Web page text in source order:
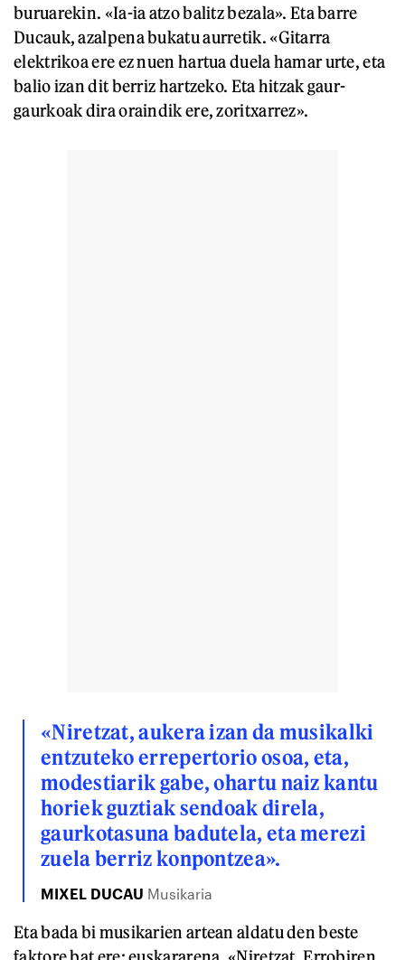
buruarekin. «Ia-ia atzo balitz bezala». Eta barre
Ducauk, azalpena bukatu aurretik. «Gitarra
elektrikoa ere ez nuen hartua duela hamar urte, eta
balio izan dit berriz hartzeko. Eta hitzak gaur-
gaurkoak dira oraindik ere, zoritxarrez».
«Niretzat, aukera izan da musikalki
entzuteko errepertorio osoa, eta,
modestiarik gabe, ohartu naiz kantu
horiek guztiak sendoak direla,
gaurkotasuna badutela, eta merezi
zuela berriz konpontzea».
MIXEL DUCAU Musikaria
Eta bada bi musikarien artean aldatu den beste
faktore bat ere: euskararena. «Niretzat, Errobiren